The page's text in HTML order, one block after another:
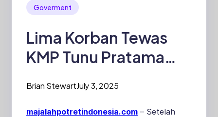
Goverment
Lima Korban Tewas
KMP Tunu Pratama
ke Keluarga
Brian StewartJuly 3, 2025
majalahpotretindonesia.com – Setelah